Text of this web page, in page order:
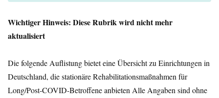
Wichtiger Hinweis: Diese Rubrik wird nicht mehr
aktualisiert
Die folgende Auflistung bietet eine Übersicht zu Einrichtungen in
Deutschland, die stationäre Rehabilitationsmaßnahmen für
Long/Post-COVID-Betroffene anbieten Alle Angaben sind ohne